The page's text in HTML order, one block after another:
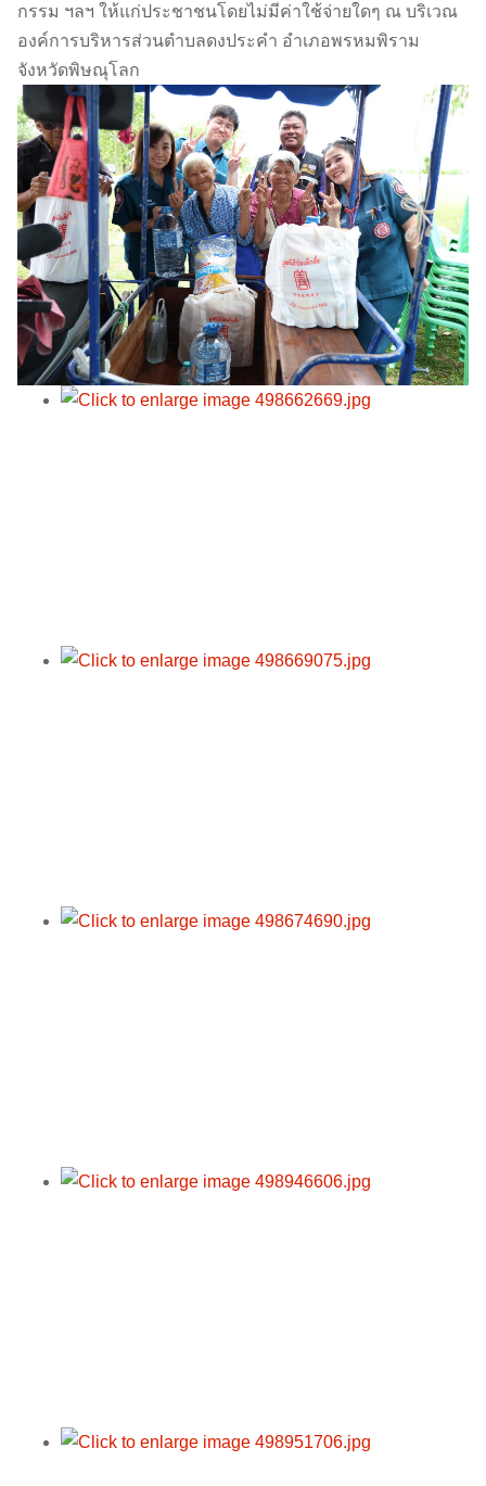
กรรม ฯลฯ ให้แก่ประชาชนโดยไม่มีค่าใช้จ่ายใดๆ ณ บริเวณ
องค์การบริหารส่วนตำบลดงประคำ อำเภอพรหมพิราม
จังหวัดพิษณุโลก